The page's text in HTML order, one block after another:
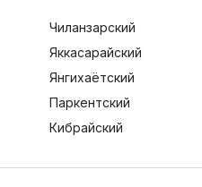
Чиланзарский
Яккасарайский
Янгихаётский
Паркентский
Кибрайский